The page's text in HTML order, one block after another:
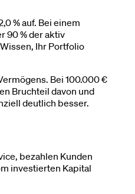
% auf. Bei einem
90 % der aktiv
Ihr Portfolio
Bei 100.000 €
Bruchteil davon und
deutlich besser.
bezahlen Kunden
investierten Kapital